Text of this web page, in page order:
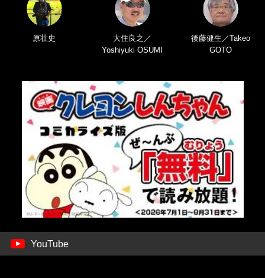
原壮史
大住良之／
Yoshiyuki OSUMI
後藤健生／Takeo
GOTO
YouTube